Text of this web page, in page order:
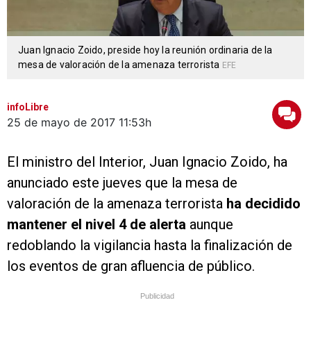
Juan Ignacio Zoido, preside hoy la reunión ordinaria de la
mesa de valoración de la amenaza terrorista EFE
infoLibre
25 de mayo de 2017 11:53h
El ministro del Interior, Juan Ignacio Zoido, ha
anunciado este jueves que la mesa de
valoración de la amenaza terrorista ha decidido
mantener el nivel 4 de alerta aunque
redoblando la vigilancia hasta la finalización de
los eventos de gran afluencia de público.
Publicidad